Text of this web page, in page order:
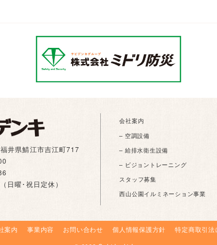
井県鯖江市吉江町717
日曜･祝日定休）
会社案内
– 空調設備
– 給排水衛生設備
– ビジョントレーニング
スタッフ募集
西山公園イルミネーション事業
案内 事業内容 お問い合わせ 個人情報保護方針
特定商取引